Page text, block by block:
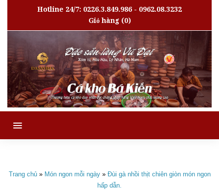
Hotline 24/7: 0226.3.849.986 - 0962.08.3232
Giỏ hàng(0)
MENU
Trang chủ» Món ngon mỗi ngày» Đùi gà nhồi thịt chiên giòn món ngon
hấp dẫn.